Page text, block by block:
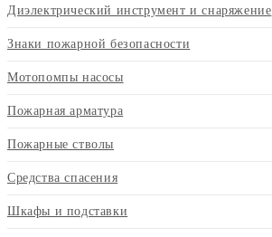
Диэлектрический инструмент и снаряжение
Знаки пожарной безопасности
Мотопомпы насосы
Пожарная арматура
Пожарные стволы
Средства спасения
Шкафы и подставки